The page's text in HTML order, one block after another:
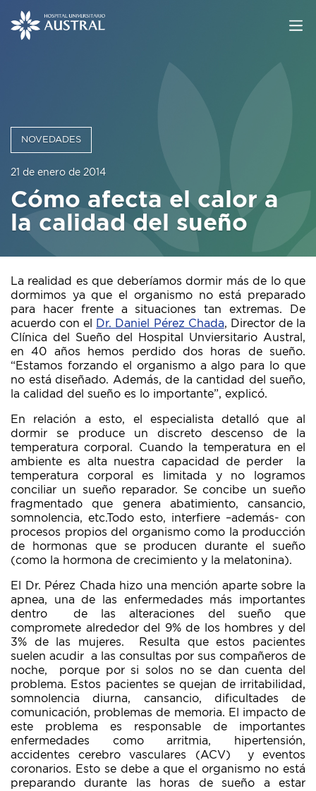
NOVEDADES
21 de enero de 2014
Cómo afecta el calor a
la calidad del sueño
La realidad es que deberíamos dormir más de lo que
dormimos ya que el organismo no está preparado
para hacer frente a situaciones tan extremas. De
acuerdo con el
Dr. Daniel Pérez Chada, Director de la
Clínica del Sueño del Hospital Unviersitario Austral,
en 40 años hemos perdido dos horas de sueño.
“Estamos forzando el organismo a algo para lo que
no está diseñado. Además, de la cantidad del sueño,
la calidad del sueño es lo importante”, explicó.
En relación a esto, el especialista detalló que al
dormir se produce un discreto descenso de la
temperatura corporal. Cuando la temperatura en el
ambiente es alta nuestra capacidad de perder la
temperatura corporal es limitada y no logramos
conciliar un sueño reparador. Se concibe un sueño
fragmentado que genera abatimiento, cansancio,
somnolencia, etc.Todo esto, interfiere –además- con
procesos propios del organismo como la producción
de hormonas que se producen durante el sueño
(como la hormona de crecimiento y la melatonina).
El Dr. Pérez Chada hizo una mención aparte sobre la
apnea, una de las enfermedades más importantes
dentro de las alteraciones del sueño que
compromete alrededor del 9% de los hombres y del
3% de las mujeres. Resulta que estos pacientes
suelen acudir a las consultas por sus compañeros de
noche, porque por si solos no se dan cuenta del
problema. Estos pacientes se quejan de irritabilidad,
somnolencia diurna, cansancio, dificultades de
comunicación, problemas de memoria. El impacto de
este problema es responsable de importantes
enfermedades como arritmia, hipertensión,
accidentes cerebro vasculares (ACV) y eventos
coronarios. Esto se debe a que el organismo no está
preparando durante las horas de sueño a estar